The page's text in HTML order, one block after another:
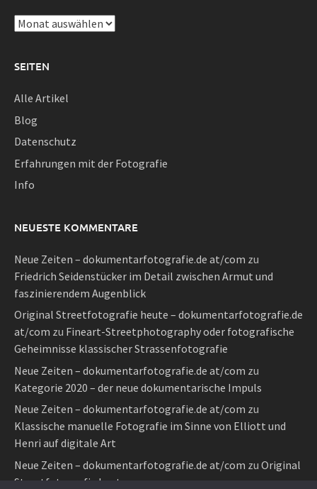
Archiv
SEITEN
Alle Artikel
Blog
Datenschutz
Erfahrungen mit der Fotografie
Info
NEUESTE KOMMENTARE
Neue Zeiten – dokumentarfotografie.de at/com zu
Friedrich Seidenstücker im Detail zwischen Armut und
faszinierendem Augenblick
Original Streetfotografie heute – dokumentarfotografie.de
at/com zu Fineart-Streetphotography oder fotografische
Geheimnisse klassischer Strassenfotografie
Neue Zeiten – dokumentarfotografie.de at/com zu
Kategorie 2020 – der neue dokumentarische Impuls
Neue Zeiten – dokumentarfotografie.de at/com zu
Klassische manuelle Fotografie im Sinne von Elliott und
Henri auf digitale Art
Neue Zeiten – dokumentarfotografie.de at/com zu Original
Streetfotografie heute